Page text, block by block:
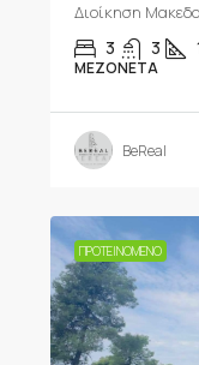
Διοίκηση
3 3
ΜΕΖΟΝΈΤΑ
BeReal
ΠΡΟΤΕΙΝΌΜΕΝΟ